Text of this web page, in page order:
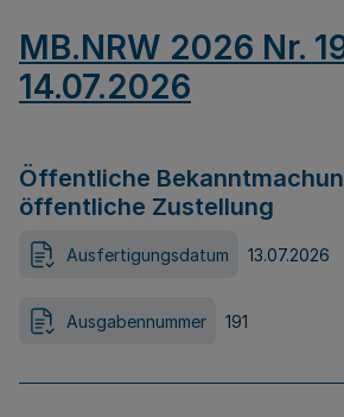
MB.NRW 2026 Nr.
14.07.2026
Öffentliche
öffentliche Zustellung
Ausfertigungsdatum 13.07.2026
Ausgabennummer 191